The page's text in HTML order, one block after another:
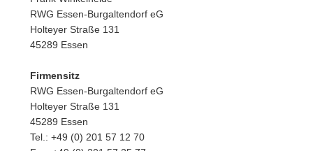
RWG Essen-Burgaltendorf eG
Holteyer Straße 131
45289 Essen
Firmensitz
RWG Essen-Burgaltendorf eG
Holteyer Straße 131
45289 Essen
Tel.: +49 (0) 201 57 12 70